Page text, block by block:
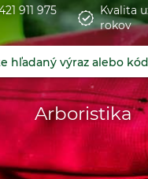
911 975
Kvalita
rokov
Arboristika